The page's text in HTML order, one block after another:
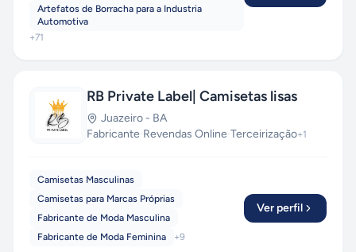
Artefatos de Borracha para a Industria
Automotiva
+71
RB Private Label| Camisetas lisas
Juazeiro - BA
Fabricante·Revendas Online·Terceirização+1
Camisetas Masculinas
Camisetas para Marcas Próprias
Fabricante de Moda Masculina
Fabricante de Moda Feminina
+9
Ver perfil